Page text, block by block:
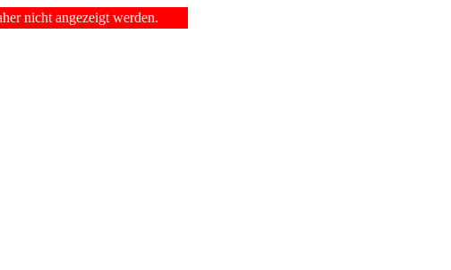
nicht angezeigt werden.